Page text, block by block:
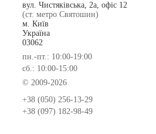
вул. Чистяківська, 2а, офіс 12
(ст. метро Святошин)
м. Київ
Україна
03062
пн.-пт.: 10:00-19:00
сб.: 10:00-15:00
© 2009-2026
+38 (050) 256-13-29
+38 (097) 182-98-49